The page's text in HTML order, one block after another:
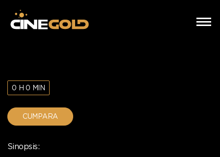
0 H 0 MIN
CUMPARA
Sinopsis: